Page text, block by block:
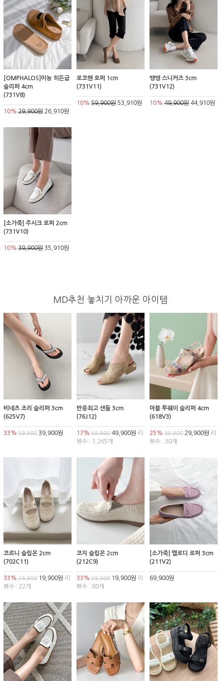
[OMPHALOS]미농 히든굽
슬리퍼 4cm
(731V8)
10% 29,900원 26,910원
로코헨 로퍼 1cm
(731V11)
10% 59,900원53,910원
뱅뱅 스니커즈 3cm
(731V12)
10% 49,900원44,910원
[소가죽] 주시크 로퍼 2cm
(731V10)
10% 39,900원 35,910원
MD추천 놓치기 아까운 아이템
비네츠 조리 슬리퍼 3cm
(625V7)
33% 59,900 39,900원
반응최고 샌들 3cm
(76J12)
17% 59,90049,900원 리
뷰수 : 1,265개
마블 투웨이 슬리퍼 4cm
(618V3)
25% 39,90029,900원 리
뷰수 : 30개
코르니 슬립온 2cm
(702C11)
33% 29,900 19,900원 리
뷰수 : 22개
코지 슬립온 2cm
(212C9)
33% 29,90019,900원 리
뷰수 : 80개
[소가죽] 멜로디 로퍼 3cm
(211V2)
69,900원